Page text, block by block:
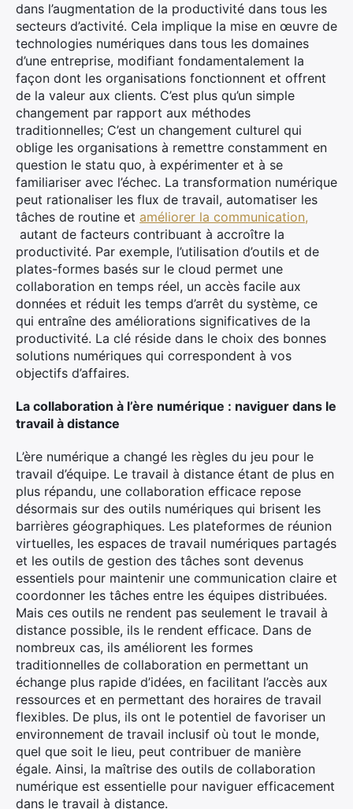
dans l’augmentation de la productivité dans tous les
secteurs d’activité. Cela implique la mise en œuvre de
technologies numériques dans tous les domaines
d’une entreprise, modifiant fondamentalement la
façon dont les organisations fonctionnent et offrent
de la valeur aux clients. C’est plus qu’un simple
changement par rapport aux méthodes
traditionnelles; C’est un changement culturel qui
oblige les organisations à remettre constamment en
question le statu quo, à expérimenter et à se
familiariser avec l’échec. La transformation numérique
peut rationaliser les flux de travail, automatiser les
tâches de routine et améliorer la communication,
autant de facteurs contribuant à accroître la
productivité. Par exemple, l’utilisation d’outils et de
plates-formes basés sur le cloud permet une
collaboration en temps réel, un accès facile aux
données et réduit les temps d’arrêt du système, ce
qui entraîne des améliorations significatives de la
productivité. La clé réside dans le choix des bonnes
solutions numériques qui correspondent à vos
objectifs d’affaires.
La collaboration à l’ère numérique : naviguer dans le
travail à distance
L’ère numérique a changé les règles du jeu pour le
travail d’équipe. Le travail à distance étant de plus en
plus répandu, une collaboration efficace repose
désormais sur des outils numériques qui brisent les
barrières géographiques. Les plateformes de réunion
virtuelles, les espaces de travail numériques partagés
et les outils de gestion des tâches sont devenus
essentiels pour maintenir une communication claire et
coordonner les tâches entre les équipes distribuées.
Mais ces outils ne rendent pas seulement le travail à
distance possible, ils le rendent efficace. Dans de
nombreux cas, ils améliorent les formes
traditionnelles de collaboration en permettant un
échange plus rapide d’idées, en facilitant l’accès aux
ressources et en permettant des horaires de travail
flexibles. De plus, ils ont le potentiel de favoriser un
environnement de travail inclusif où tout le monde,
quel que soit le lieu, peut contribuer de manière
égale. Ainsi, la maîtrise des outils de collaboration
numérique est essentielle pour naviguer efficacement
dans le travail à distance.